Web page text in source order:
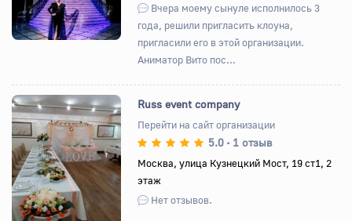
Вчера моему сынуле исполнилось 3
года, решили пригласить клоуна,
пригласили его в этой организации.
Аниматор Вито пос...
Назад Вперед
Russ event company
Перейти на сайт организации
5.0 • 1 отзыв
Москва, улица Кузнецкий Мост, 19 ст1, 2
этаж
Нет отзывов.